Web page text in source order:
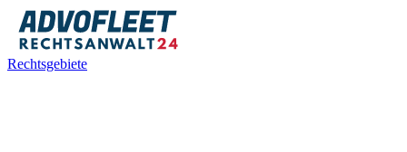
Rechtsgebiete